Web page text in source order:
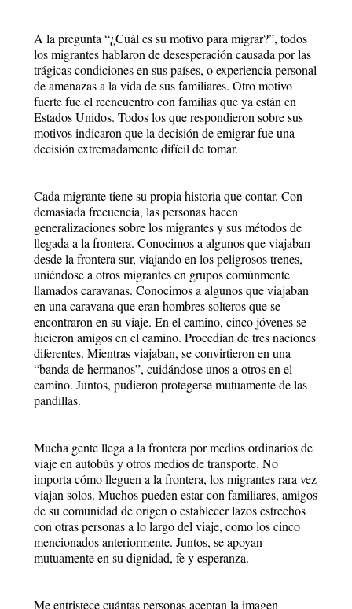
A la pregunta “¿Cuál es su motivo para migrar?”, todos
los migrantes hablaron de desesperación causada por las
trágicas condiciones en sus países, o experiencia personal
de amenazas a la vida de sus familiares. Otro motivo
fuerte fue el reencuentro con familias que ya están en
Estados Unidos. Todos los que respondieron sobre sus
motivos indicaron que la decisión de emigrar fue una
decisión extremadamente difícil de tomar.
Cada migrante tiene su propia historia que contar. Con
demasiada frecuencia, las personas hacen
generalizaciones sobre los migrantes y sus métodos de
llegada a la frontera. Conocimos a algunos que viajaban
desde la frontera sur, viajando en los peligrosos trenes,
uniéndose a otros migrantes en grupos comúnmente
llamados caravanas. Conocimos a algunos que viajaban
en una caravana que eran hombres solteros que se
encontraron en su viaje. En el camino, cinco jóvenes se
hicieron amigos en el camino. Procedían de tres naciones
diferentes. Mientras viajaban, se convirtieron en una
“banda de hermanos”, cuidándose unos a otros en el
camino. Juntos, pudieron protegerse mutuamente de las
pandillas.
Mucha gente llega a la frontera por medios ordinarios de
viaje en autobús y otros medios de transporte. No
importa cómo lleguen a la frontera, los migrantes rara vez
viajan solos. Muchos pueden estar con familiares, amigos
de su comunidad de origen o establecer lazos estrechos
con otras personas a lo largo del viaje, como los cinco
mencionados anteriormente. Juntos, se apoyan
mutuamente en su dignidad, fe y esperanza.
Me entristece cuántas personas aceptan la imagen